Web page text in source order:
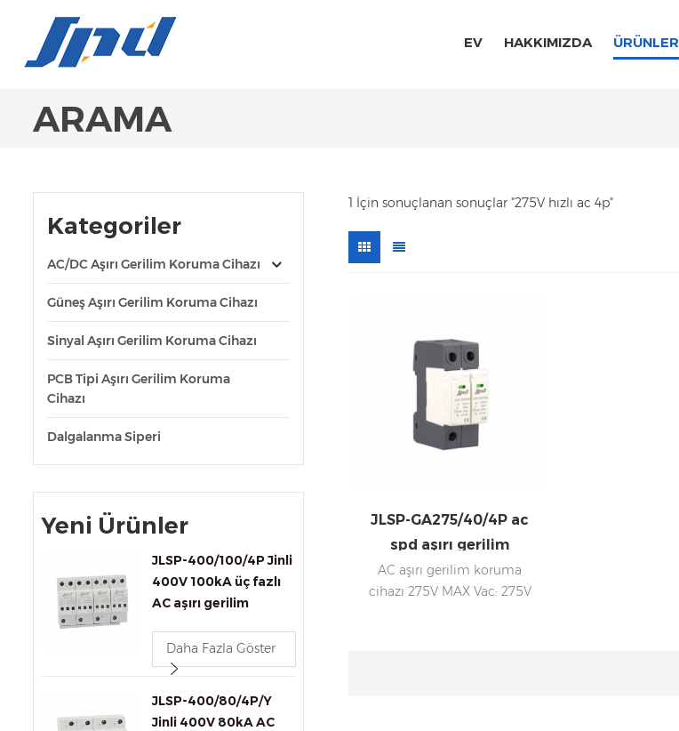
EV HAKKIMIZDA ÜRÜNLER
ARAMA
Kategoriler
AC/DC Aşırı Gerilim Koruma Cihazı
Güneş Aşırı Gerilim Koruma Cihazı
Sinyal Aşırı Gerilim Koruma Cihazı
PCB Tipi Aşırı Gerilim Koruma
Cihazı
Dalgalanma Siperi
Yeni Ürünler
JLSP-400/100/4P Jinli
400V 100kA üç fazlı
AC aşırı gerilim
Daha Fazla Göster
JLSP-400/80/4P/Y
Jinli 400V 80kA AC
1 İçin sonuçlanan sonuçlar "275V hızlı ac 4p"
JLSP-GA275/40/4P ac
spd aşırı gerilim
koruma cihazı
AC aşırı gerilim koruma
cihazı 275V MAX Vac: 275V